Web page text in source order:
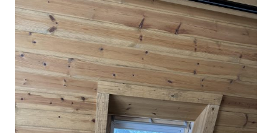
ました。ジュートバッグ製作では、色や柄、素材の異なる刺繍リボ
ン選び
...続きを読む
G-LOG なつ LOGWAYだより BESSの家
全国のBESS
BESS福知山
DIY インテリア こだわりアイテム
シェア
2026年08月09日